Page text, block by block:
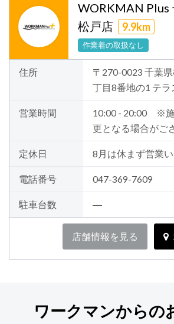
WORKMAN Plus
松戸店
9.9km
作業着の取扱なし
住所
〒270-0023 千葉
丁目8番地の1 テ
営業時間
10:00 - 20:00 ※
更となる場合がご
定休日 8月は休まず営業
電話番号 047-369-7609
駐車台数 ―
店舗情報を見る
ワークマンからの